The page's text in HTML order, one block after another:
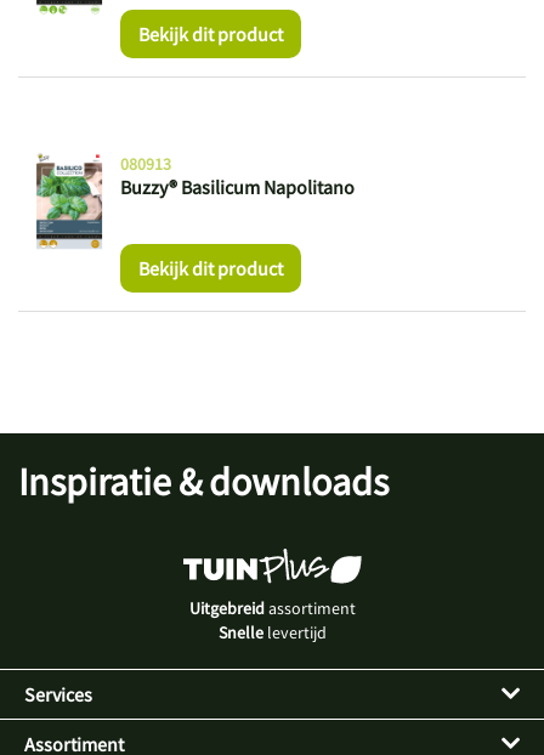
Bekijk dit product
Buzzy® Basilicum Napolitano
080913
Bekijk dit product
Inspiratie & downloads
Uitgebreidassortiment
Snellelevertijd
Services
Assortiment